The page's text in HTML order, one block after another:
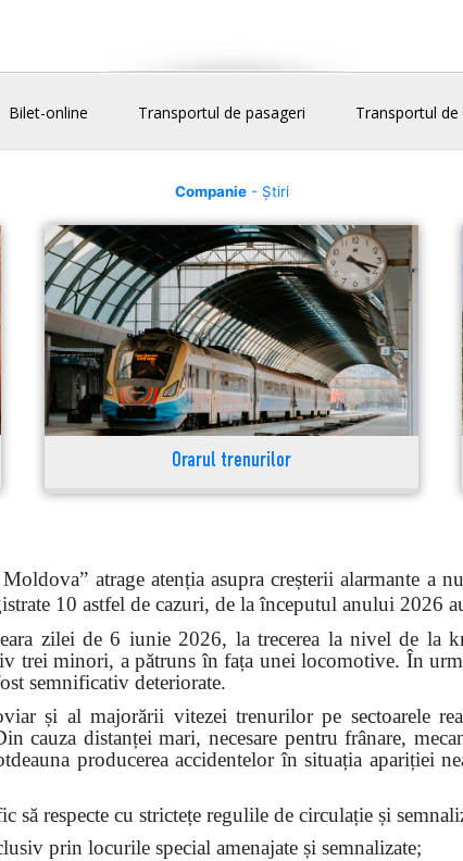
Bilet-online Transportul de pasageri Transportul
Companie- Știri
Orarul trenurilor
atrage atenția asupra creșterii alarmante a
10 astfel de cazuri, de la începutul anului 2026
zilei de 6 iunie 2026, la trecerea la nivel de la
trei minori, a pătruns în fața unei locomotive. În
semnificativ deteriorate.
și al majorării vitezei trenurilor pe sectoarele
cauza distanței mari, necesare pentru frânare,
producerea accidentelor în situația apariției
respecte cu strictețe regulile de circulație și
prin locurile special amenajate și semnalizate;